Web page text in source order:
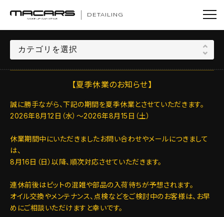
DETAILING
【夏季休業のお知らせ】
誠に勝手ながら、下記の期間を夏季休業とさせていただきます。
2026年8月12日（水）～2026年8月15日（土）
休業期間中にいただきましたお問い合わせやメールにつきまして
は、
8月16日（日）以降、順次対応させていただきます。
連休前後はピットの混雑や部品の入荷待ちが予想されます。
オイル交換やメンテナンス、点検などをご検討中のお客様は、お早
めにご相談いただけますと幸いです。